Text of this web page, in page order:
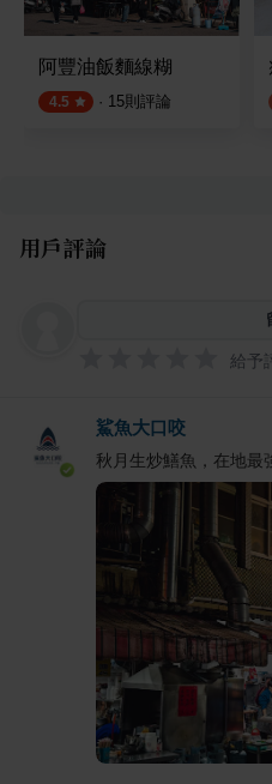
阿豐油飯麵線糊
4.5 · 15則評論
用戶評論
給予
鯊魚大口咬
秋月生炒鱔魚，在地最